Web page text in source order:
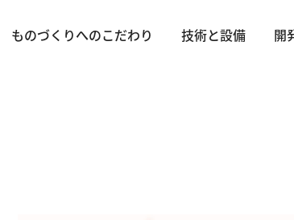
ものづくりへのこだわり 技術と設備 開